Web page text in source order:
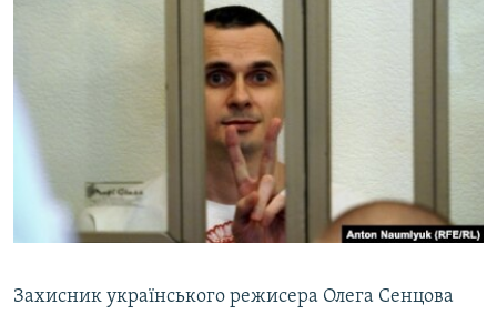
МУЛЬТИМЕДІА
СПЕЦПРОЄКТИ
ПОДКАСТИ
КРИМ РЕАЛІЇ
Захисник українського режисера Олега Сенцова